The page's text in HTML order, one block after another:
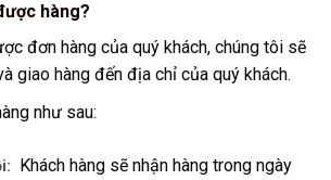
hàng?
đơn hàng của quý khách, chúng tôi sẽ
giao hàng đến địa chỉ của quý khách.
như sau:
Khách hàng sẽ nhận hàng trong ngày